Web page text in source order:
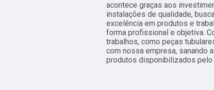
acontece graças aos
instalações de qualidade,
excelência em produtos e
forma profissional e objetiva.
trabalhos, como peças
com nossa empresa, sanando
produtos disponibilizados pelo